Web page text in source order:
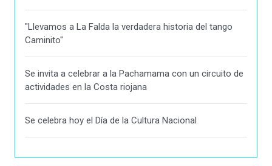
"Llevamos a La Falda la verdadera historia del tango
Caminito"
Se invita a celebrar a la Pachamama con un circuito de
actividades en la Costa riojana
Se celebra hoy el Día de la Cultura Nacional